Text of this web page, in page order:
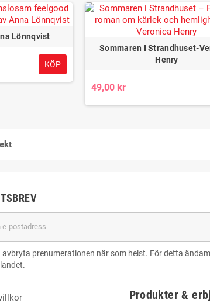
Lönnqvist
KÖP
Sommaren I Strandhuset-
Henry
49,00 kr
avbryta prenumerationen när som helst. För detta
Produkter &